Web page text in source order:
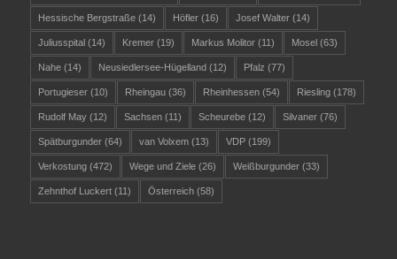
Hessische Bergstraße(14) Höfler(16) Josef Walter(14)
Juliusspital (14) Kremer(19) Markus Molitor(11) Mosel (63)
Nahe(14) Neusiedlersee-Hügelland (12) Pfalz (77)
Portugieser(10) Rheingau(36) Rheinhessen(54) Riesling(178)
Rudolf May(12) Sachsen(11) Scheurebe(12) Silvaner(76)
Spätburgunder(64) van Volxem(13) VDP(199)
Verkostung(472) Wege und Ziele(26) Weißburgunder(33)
Zehnthof Luckert(11) Österreich(58)